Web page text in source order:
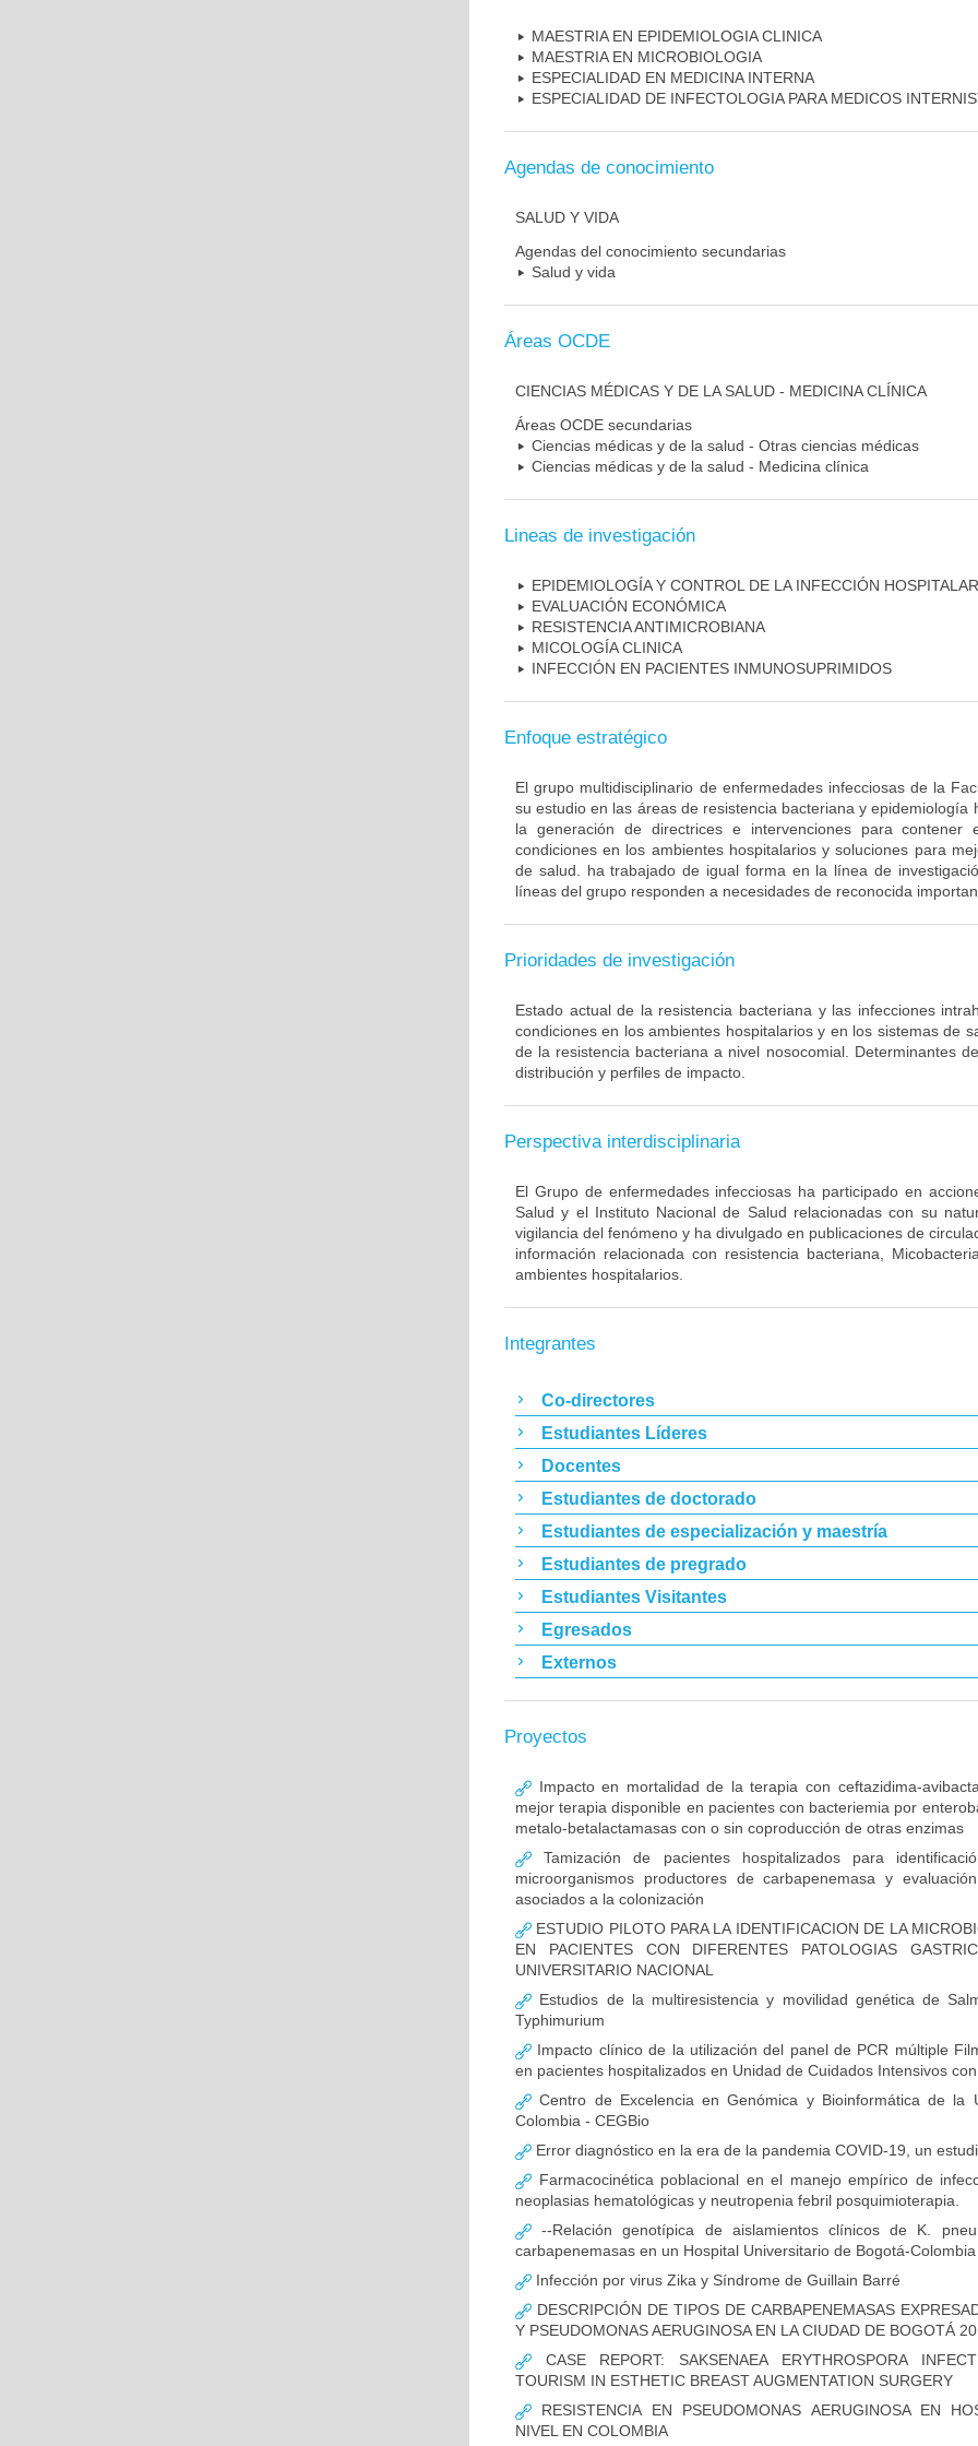
MAESTRIA EN EPIDEMIOLOGIA CLINICA
MAESTRIA EN MICROBIOLOGIA
ESPECIALIDAD EN MEDICINA INTERNA
ESPECIALIDAD DE INFECTOLOGIA PARA MEDICOS
Agendas de conocimiento
SALUD Y VIDA
Agendas del conocimiento secundarias
Salud y vida
Áreas OCDE
CIENCIAS MÉDICAS Y DE LA SALUD - MEDICINA CLÍNICA
Áreas OCDE secundarias
Ciencias médicas y de la salud - Otras ciencias médicas
Ciencias médicas y de la salud - Medicina clínica
Lineas de investigación
EPIDEMIOLOGÍA Y CONTROL DE LA INFECCIÓN
EVALUACIÓN ECONÓMICA
RESISTENCIA ANTIMICROBIANA
MICOLOGÍA CLINICA
INFECCIÓN EN PACIENTES INMUNOSUPRIMIDOS
Enfoque estratégico
El grupo multidisciplinario de enfermedades infecciosas de la
su estudio en las áreas de resistencia bacteriana y epidemiología
la generación de directrices e intervenciones para contener
condiciones en los ambientes hospitalarios y soluciones para
de salud. ha trabajado de igual forma en la línea de
líneas del grupo responden a necesidades de reconocida
Prioridades de investigación
Estado actual de la resistencia bacteriana y las infecciones
condiciones en los ambientes hospitalarios y en los sistemas de
de la resistencia bacteriana a nivel nosocomial. Determinantes
distribución y perfiles de impacto.
Perspectiva interdisciplinaria
El Grupo de enfermedades infecciosas ha participado en
Salud y el Instituto Nacional de Salud relacionadas con su
vigilancia del fenómeno y ha divulgado en publicaciones de
información relacionada con resistencia bacteriana,
ambientes hospitalarios.
Integrantes
Co-directores
Estudiantes Líderes
Docentes
Estudiantes de doctorado
Estudiantes de especialización y maestría
Estudiantes de pregrado
Estudiantes Visitantes
Egresados
Externos
Proyectos
Impacto en mortalidad de la terapia con ceftazidima-
mejor terapia disponible en pacientes con bacteriemia por
metalo-betalactamasas con o sin coproducción de otras enzimas
Tamización de pacientes hospitalizados para
microorganismos productores de carbapenemasa y
asociados a la colonización
ESTUDIO PILOTO PARA LA IDENTIFICACION DE LA
EN PACIENTES CON DIFERENTES PATOLOGIAS
UNIVERSITARIO NACIONAL
Estudios de la multiresistencia y movilidad genética de
Typhimurium
Impacto clínico de la utilización del panel de PCR múltiple
en pacientes hospitalizados en Unidad de Cuidados Intensivos
Centro de Excelencia en Genómica y Bioinformática de la
Colombia - CEGBio
Error diagnóstico en la era de la pandemia COVID-19, un
Farmacocinética poblacional en el manejo empírico de
neoplasias hematológicas y neutropenia febril posquimioterapia.
--Relación genotípica de aislamientos clínicos de K.
carbapenemasas en un Hospital Universitario de Bogotá-
Infección por virus Zika y Síndrome de Guillain Barré
DESCRIPCIÓN DE TIPOS DE CARBAPENEMASAS
Y PSEUDOMONAS AERUGINOSA EN LA CIUDAD DE BOGOTÁ
CASE REPORT: SAKSENAEA ERYTHROSPORA
TOURISM IN ESTHETIC BREAST AUGMENTATION SURGERY
RESISTENCIA EN PSEUDOMONAS AERUGINOSA EN
NIVEL EN COLOMBIA